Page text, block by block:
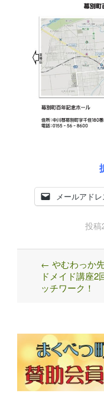
メールアドレ
投稿
Post
navigation
← やむわっか
ドメイド講座2
ッチワーク！